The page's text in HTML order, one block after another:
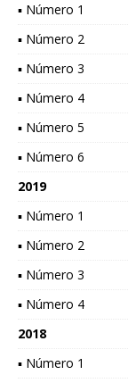
▪ Número 1
▪ Número 2
▪ Número 3
▪ Número 4
▪ Número 5
▪ Número 6
2019
▪ Número 1
▪ Número 2
▪ Número 3
▪ Número 4
2018
▪ Número 1